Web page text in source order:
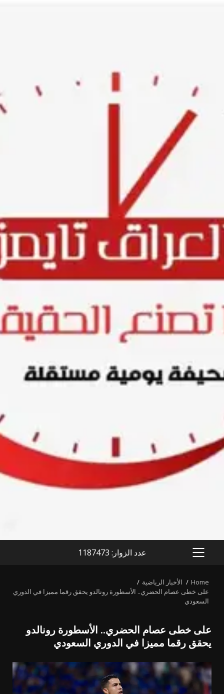
PRIMARY
عدد الزوار: 1187473
Home
الأخبار الرياضية
على خطى عصام الحضري.. الأسطورة رونالدو يحقق رقما مميزا في الدوري
السعودي
على خطى عصام الحضري.. الأسطورة رونالدو
يحقق رقما مميزا في الدوري السعودي